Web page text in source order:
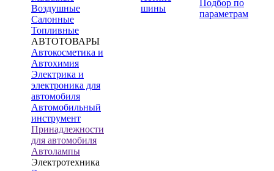
Воздушные
Салонные
Топливные
АВТОТОВАРЫ
Автокосметика и
Автохимия
Электрика и
электроника для
автомобиля
Автомобильный
инструмент
Принадлежности
для автомобиля
Автолампы
Электротехника
шины
Подбор по
параметрам